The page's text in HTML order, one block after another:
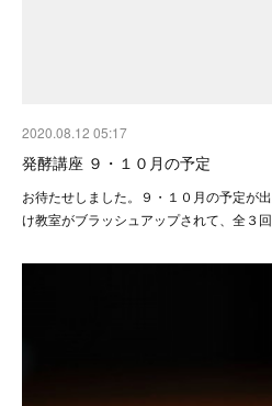
2020.08.12 05:17
発酵講座 ９・１０月の予定
お待たせしました。９・１０月の予定が
け教室がブラッシュアップされて、全３